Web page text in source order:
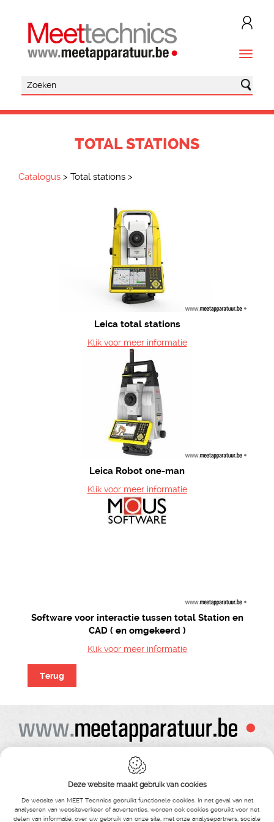
TOTAL STATIONS
Catalogus > Total stations >
Leica total stations
Klik voor meer informatie
Leica Robot one-man
Klik voor meer informatie
Software voor interactie tussen total Station en
CAD ( en omgekeerd )
Klik voor meer informatie
Terug
Alle prijzen zijn onder voorbehoud van wijziging
Bij bestelling ontvangt u vooraf de levering steeds een orderbevestiging
Copyright© alle rechten voorbehouden , gehele of gedeeldelijke overname van
tekst ,foto’s , video’s , verveelvoudiging op welke wijze dan ook , is niet toegestaan
Technics
Deze website maakt gebruik van cookies
De website van MEET Technics gebruikt functionele cookies. In het geval van het
analyseren van websiteverkeer of advertenties, worden ook cookies gebruikt voor het
delen van informatie, over uw gebruik van onze site, met onze analysepartners, sociale